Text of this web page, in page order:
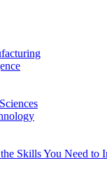
Skills You Need to